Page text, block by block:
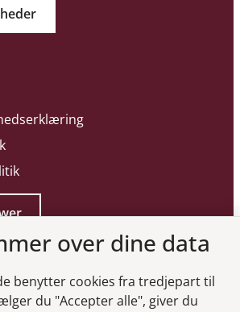
over dine data
benytter cookies fra tredjepart til
du "Accepter alle", giver du